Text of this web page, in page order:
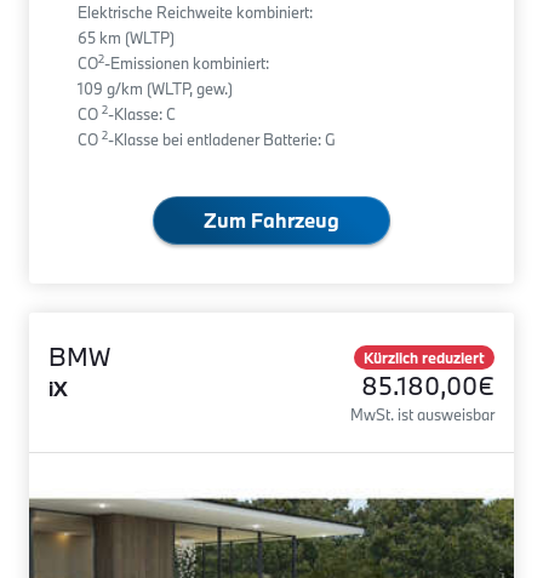
Elektrische Reichweite kombiniert:
65 km (WLTP)
CO2-Emissionen kombiniert:
109 g/km (WLTP, gew.)
CO 2-Klasse: C
CO 2-Klasse bei entladener Batterie: G
Zum Fahrzeug
BMW
iX
Kürzlich reduziert
85.180,00€
MwSt. ist ausweisbar